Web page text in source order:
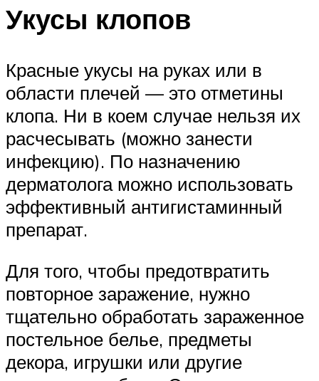
Укусы клопов
Красные укусы на руках или в
области плечей — это отметины
клопа. Ни в коем случае нельзя их
расчесывать (можно занести
инфекцию). По назначению
дерматолога можно использовать
эффективный антигистаминный
препарат.
Для того, чтобы предотвратить
повторное заражение, нужно
тщательно обработать зараженное
постельное белье, предметы
декора, игрушки или другие